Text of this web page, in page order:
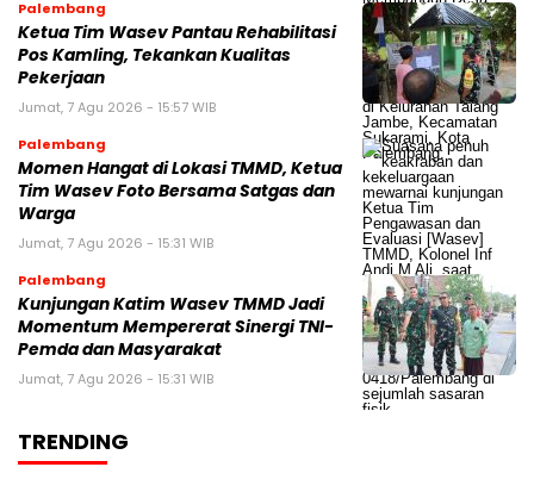
Palembang
Ketua Tim Wasev Pantau Rehabilitasi
Pos Kamling, Tekankan Kualitas
Pekerjaan
Jumat, 7 Agu 2026 - 15:57 WIB
Palembang
Momen Hangat di Lokasi TMMD, Ketua
Tim Wasev Foto Bersama Satgas dan
Warga
Jumat, 7 Agu 2026 - 15:31 WIB
Palembang
Kunjungan Katim Wasev TMMD Jadi
Momentum Mempererat Sinergi TNI-
Pemda dan Masyarakat
Jumat, 7 Agu 2026 - 15:31 WIB
TRENDING